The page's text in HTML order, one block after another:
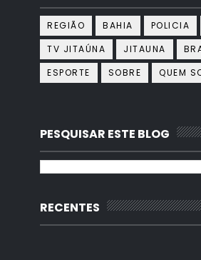
REGIÃO BAHIA POLICIA
TV JITAÚNA
JITAUNA
ESPORTE
SOBRE QUEM
PESQUISAR ESTE BLOG
RECENTES